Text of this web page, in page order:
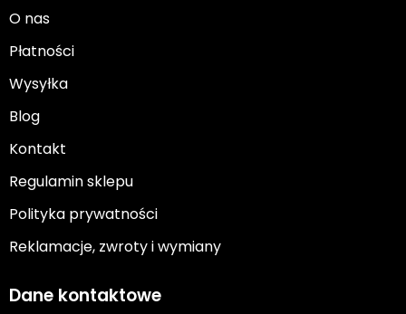
O nas
Płatności
Wysyłka
Blog
Kontakt
Regulamin sklepu
Polityka prywatności
Reklamacje, zwroty i wymiany
Dane kontaktowe